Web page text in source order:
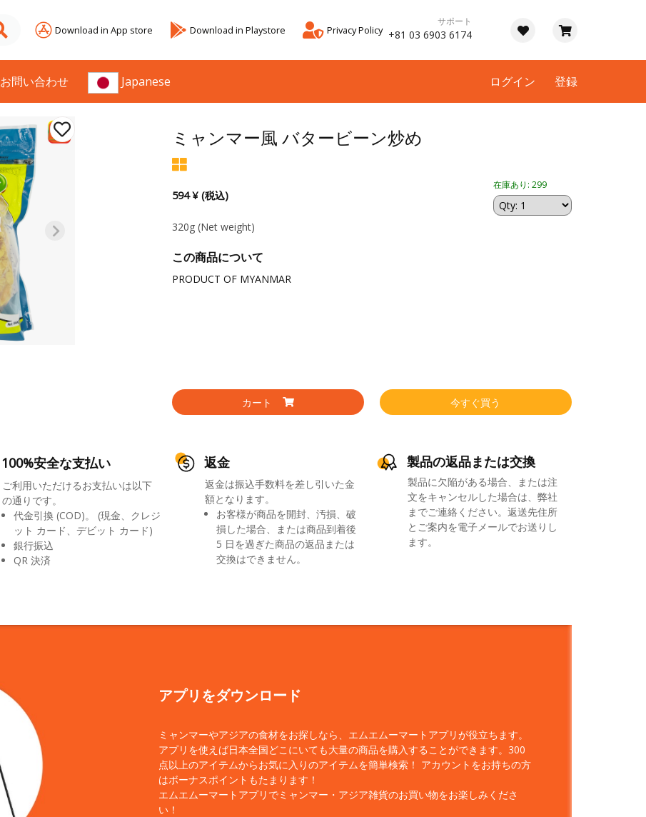
Download in App store Download in Playstore Privacy Policy
サポート
+81 03 6903 6174
お問い合わせ Japanese ログイン 登録
ミャンマー風 バタービーン炒め
594 ¥ (税込)
在庫あり: 299
320g (Net weight)
この商品について
PRODUCT OF MYANMAR
カート 今すぐ買う
100%安全な支払い
ご利用いただけるお支払いは以下
の通りです。
代金引換 (COD)。 (現金、クレジ
ット カード、デビット カード)
銀行振込
QR 決済
返金
返金は振込手数料を差し引いた金
額となります。
お客様が商品を開封、汚損、破
損した場合、または商品到着後
5 日を過ぎた商品の返品または
交換はできません。
製品の返品または交換
製品に欠陥がある場合、または注
文をキャンセルした場合は、弊社
までご連絡ください。返送先住所
とご案内を電子メールでお送りし
ます。
アプリをダウンロード
ミャンマーやアジアの食材をお探しなら、エムエムーマートアプリが役立ちます。
アプリを使えば日本全国どこにいても大量の商品を購入することができます。300
点以上のアイテムからお気に入りのアイテムを簡単検索！ アカウントをお持ちの方
はボーナスポイントもたまります！
エムエムーマートアプリでミャンマー・アジア雑貨のお買い物をお楽しみくださ
い！